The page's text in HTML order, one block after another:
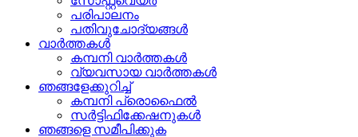
പരിപാലനം
പതിവുചോദ്യങ്ങൾ
വാർത്തകൾ
കമ്പനി വാർത്തകൾ
വ്യവസായ വാർത്തകൾ
ഞങ്ങളേക്കുറിച്ച്
കമ്പനി പ്രൊഫൈൽ
സർട്ടിഫിക്കേഷനുകൾ
ഞങ്ങളെ സമീപിക്കുക